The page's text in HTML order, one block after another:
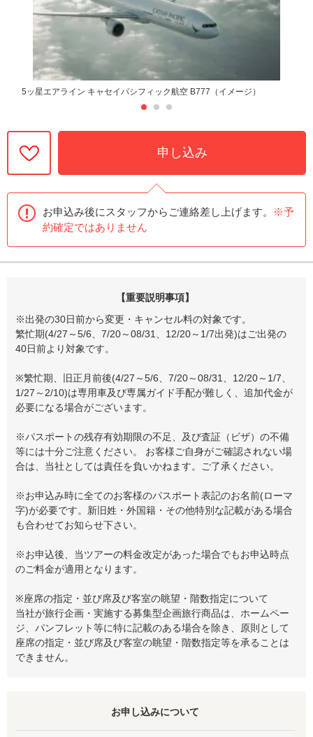
5ッ星エアライン キャセイパシフィック航空 B777（イメージ）
申し込み
お申込み後にスタッフからご連絡差し上げます。
※予
約確定ではありません
【重要説明事項】
※出発の30日前から変更・キャンセル料の対象です。
繁忙期(4/27～5/6、7/20～08/31、12/20～1/7出発)はご出発の
40日前より対象です。
※繁忙期、旧正月前後(4/27～5/6、7/20～08/31、12/20～1/7、
1/27～2/10)は専用車及び専属ガイド手配が難しく、追加代金が
必要になる場合がございます。
※パスポートの残存有効期限の不足、及び査証（ビザ）の不備
等には十分ご注意ください。 お客様ご自身がご確認されない場
合は、当社としては責任を負いかねます。ご了承ください。
※お申込み時に全てのお客様のパスポート表記のお名前(ローマ
字)が必要です。新旧姓・外国籍・その他特別な記載がある場合
も合わせてお知らせ下さい。
※お申込後、当ツアーの料金改定があった場合でもお申込時点
のご料金が適用となります。
※座席の指定・並び席及び客室の眺望・階数指定について
当社が旅行企画・実施する募集型企画旅行商品は、ホームペー
ジ、パンフレット等に特に記載のある場合を除き、原則として
座席の指定・並び席及び客室の眺望・階数指定等を承ることは
できません。
お申し込みについて